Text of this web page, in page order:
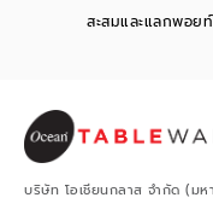
สะสมและแลกพอยท์
บริษัท โอเชียนกลาส จำกัด (มห